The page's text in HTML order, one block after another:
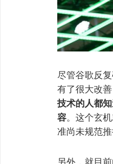
尽管谷歌反
有了很大改
技术的人都
容。这个玄
准尚未规范推
另外，就目